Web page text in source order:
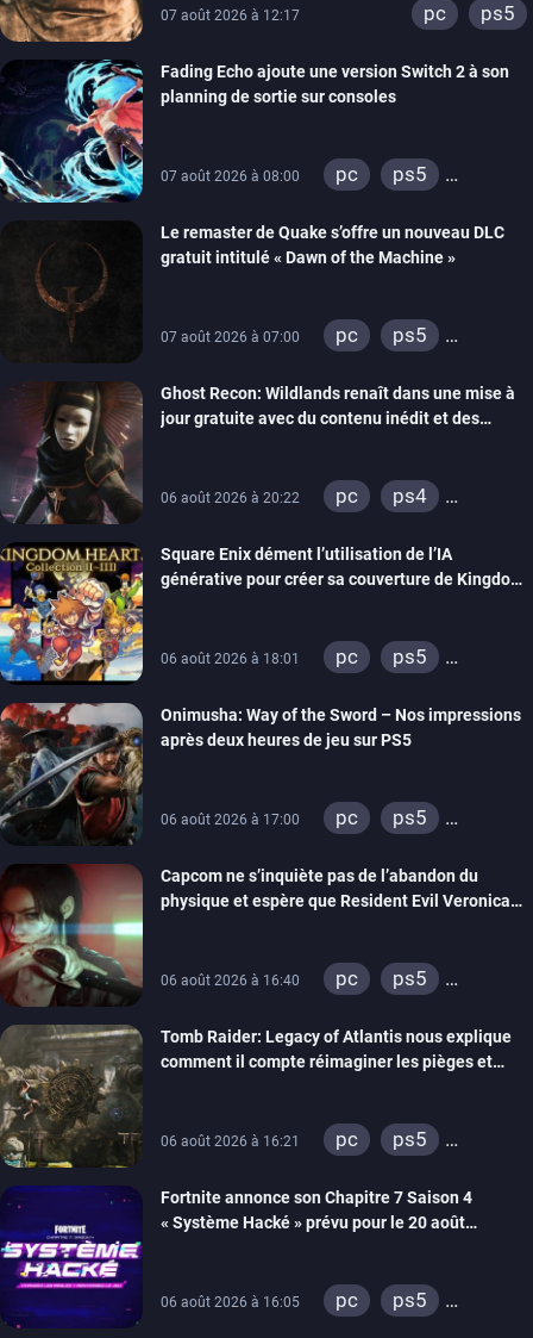
07 août 2026 à 12:17 pc ps5
Fading Echo ajoute une version Switch 2 à son
planning de sortie sur consoles
07 août 2026 à 08:00 pc
ps5
Le remaster de Quake s’offre un nouveau DLC
gratuit intitulé « Dawn of the Machine »
07 août 2026 à 07:00 pc
ps5
switch
ps4
xbox one
Ghost Recon: Wildlands renaît dans une mise à
jour gratuite avec du contenu inédit et des
06 août 2026 à 20:22 pc
ps4
Square Enix dément l’utilisation de l’IA
générative pour créer sa couverture de Kingdom
06 août 2026 à 18:01 pc
ps5
switch 2
Onimusha: Way of the Sword – Nos impressions
après deux heures de jeu sur PS5
06 août 2026 à 17:00 pc
ps5
switch 2
Capcom ne s’inquiète pas de l’abandon du
physique et espère que Resident Evil Veronica
06 août 2026 à 16:40 pc
ps5
switch 2
Tomb Raider: Legacy of Atlantis nous explique
comment il compte réimaginer les pièges et
06 août 2026 à 16:21 pc
ps5
switch 2
Fortnite annonce son Chapitre 7 Saison 4
« Système Hacké » prévu pour le 20 août
06 août 2026 à 16:05 pc
ps5